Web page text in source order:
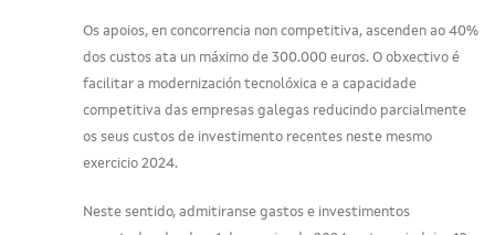
Os apoios, en concorrencia non competitiva, ascenden ao 40%
dos custos ata un máximo de 300.000 euros. O obxectivo é
facilitar a modernización tecnolóxica e a capacidade
competitiva das empresas galegas reducindo parcialmente
os seus custos de investimento recentes neste mesmo
exercicio 2024.
Neste sentido, admitiranse gastos e investimentos